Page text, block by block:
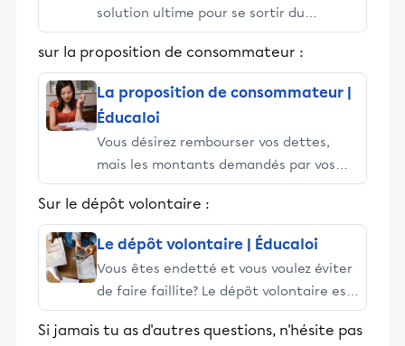
solution ultime pour se sortir du
surendettement, il est bien de
s’informer sur les autres solutions qui
dettes est l’une d’entre elles. Un seul
emprunt pour toutes vos dettes La
consolidation de dettes consiste à
emprunter un seul montant d’argent
sur la proposition de consommateur :
La proposition de consommateur |
Éducaloi
Vous désirez rembourser vos dettes,
mais les montants demandés par vos
créanciers sont si élevés que presque
tout votre argent sert à rembourser les
intérêts sur vos dettes? Vous hésitez
entre continuer de payer vos créanciers
ou faire une faillite personnelle
tellement la situation est rendue
difficile ? Sachez qu’il existe une autre
Sur le dépôt volontaire :
Le dépôt volontaire | Éducaloi
Vous êtes endetté et vous voulez éviter
de faire faillite? Le dépôt volontaire est
une solution qui vous permet de payer
vos dettes sans risquer de vous faire
Si jamais tu as d'autres questions, n'hésite pas